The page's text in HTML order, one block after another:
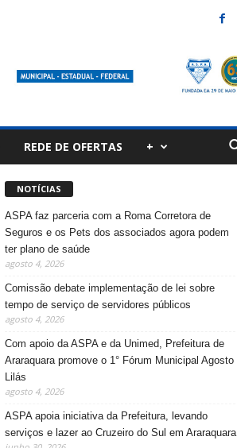
REDE DE OFERTAS +
NOTÍCIAS
ASPA faz parceria com a Roma Corretora de
Seguros e os Pets dos associados agora podem
ter plano de saúde
agosto 4, 2026
Comissão debate implementação de lei sobre
tempo de serviço de servidores públicos
agosto 4, 2026
Com apoio da ASPA e da Unimed, Prefeitura de
Araraquara promove o 1° Fórum Municipal Agosto
Lilás
agosto 4, 2026
ASPA apoia iniciativa da Prefeitura, levando
serviços e lazer ao Cruzeiro do Sul em Araraquara